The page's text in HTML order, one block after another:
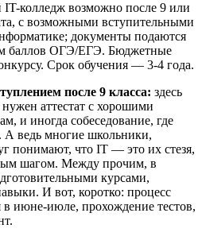
колледж возможно после 9 или
с возможными вступительными
документы подаются
баллов ОГЭ/ЕГЭ. Бюджетные
Срок обучения — 3-4 года.
после 9 класса: здесь
аттестат с хорошими
и иногда собеседование, где
А ведь многие школьники,
понимают, что IT — это их стезя,
шагом. Между прочим, в
курсами,
И вот, коротко: процесс
в июне-июле, прохождение тестов,